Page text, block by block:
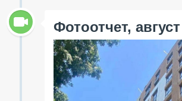
Фотоотчет,